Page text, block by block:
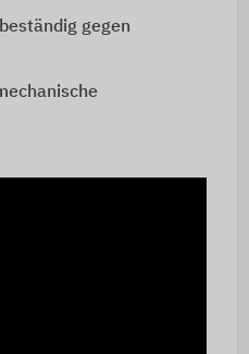
gegen